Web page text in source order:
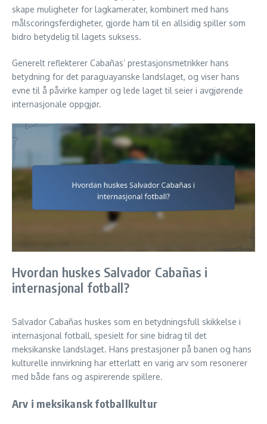
skape muligheter for lagkamerater, kombinert med hans
målscoringsferdigheter, gjorde ham til en allsidig spiller som
bidro betydelig til lagets suksess.
Generelt reflekterer Cabañas’ prestasjonsmetrikker hans
betydning for det paraguayanske landslaget, og viser hans
evne til å påvirke kamper og lede laget til seier i avgjørende
internasjonale oppgjør.
Hvordan huskes Salvador Cabañas i
internasjonal fotball?
Salvador Cabañas huskes som en betydningsfull skikkelse i
internasjonal fotball, spesielt for sine bidrag til det
meksikanske landslaget. Hans prestasjoner på banen og hans
kulturelle innvirkning har etterlatt en varig arv som resonerer
med både fans og aspirerende spillere.
Arv i meksikansk fotballkultur